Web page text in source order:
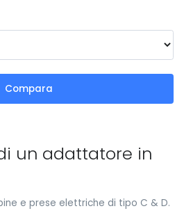
Compara
un adattatore in
e prese elettriche di tipo C & D.